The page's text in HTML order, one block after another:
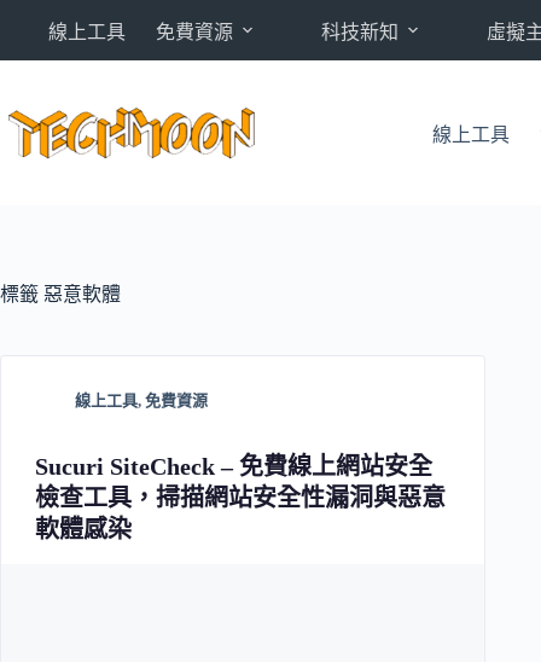
內
線上工具 免費資源 科技新知 虛擬
線上工具
標籤 惡意軟體
線上工具, 免費資源
Sucuri SiteCheck – 免費線上網站安全
檢查工具，掃描網站安全性漏洞與惡意
軟體感染